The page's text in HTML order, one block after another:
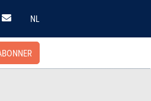
NL